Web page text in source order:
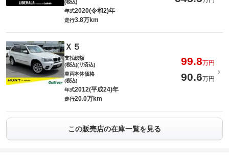
(税込)
年式2020(令和2)年
走行3.8万km
Ｘ５
支払総額
(税込)(リ済込)
99.8万円
車両本体価格
(税込)
90.6万円
年式2012(平成24)年
走行20.0万km
この販売店の在庫一覧を見る